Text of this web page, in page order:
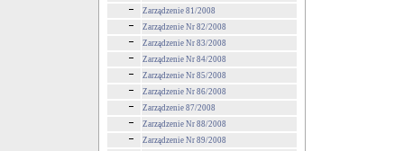
Zarządzenie 81/2008
Zarządzenie Nr 82/2008
Zarządzenie Nr 83/2008
Zarządzenie Nr 84/2008
Zarządzenie Nr 85/2008
Zarządzenie Nr 86/2008
Zarządzenie 87/2008
Zarządzenie Nr 88/2008
Zarządzenie Nr 89/2008